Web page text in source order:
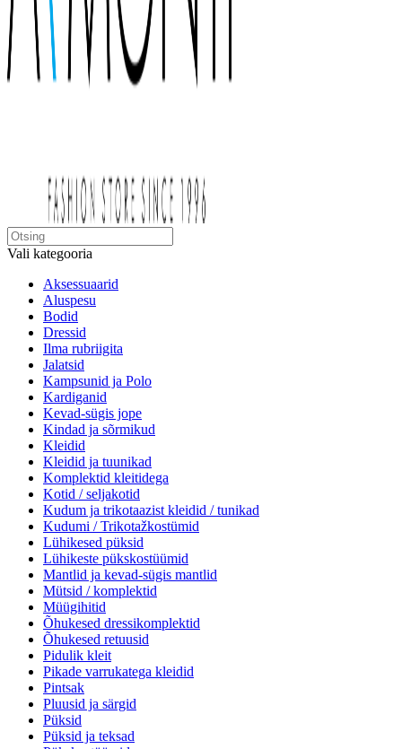
Vali kategooria
Aksessuaarid
Aluspesu
Bodid
Dressid
Ilma rubriigita
Jalatsid
Kampsunid ja Polo
Kardiganid
Kevad-sügis jope
Kindad ja sõrmikud
Kleidid
Kleidid ja tuunikad
Komplektid kleitidega
Kotid / seljakotid
Kudum ja trikotaazist kleidid / tunikad
Kudumi / Trikotažkostümid
Lühikesed püksid
Lühikeste pükskostüümid
Mantlid ja kevad-sügis mantlid
Mütsid / komplektid
Müügihitid
Õhukesed dressikomplektid
Õhukesed retuusid
Pidulik kleit
Pikade varrukatega kleidid
Pintsak
Pluusid ja särgid
Püksid
Püksid ja teksad